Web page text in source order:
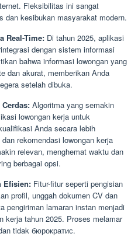
Fleksibilitas ini sangat
dan kesibukan masyarakat modern.
Real-Time: Di tahun 2025, aplikasi
dengan sistem informasi
bahwa informasi lowongan yang
dan akurat, memberikan Anda
setelah dibuka.
Algoritma yang semakin
lowongan kerja untuk
Anda secara lebih
rekomendasi lowongan kerja
relevan, menghemat waktu dan
berbagai opsi.
Efisien: Fitur-fitur seperti pengisian
profil, unggah dokumen CV dan
pengiriman lamaran instan menjadi
kerja tahun 2025. Proses melamar
tidak бюрократис.